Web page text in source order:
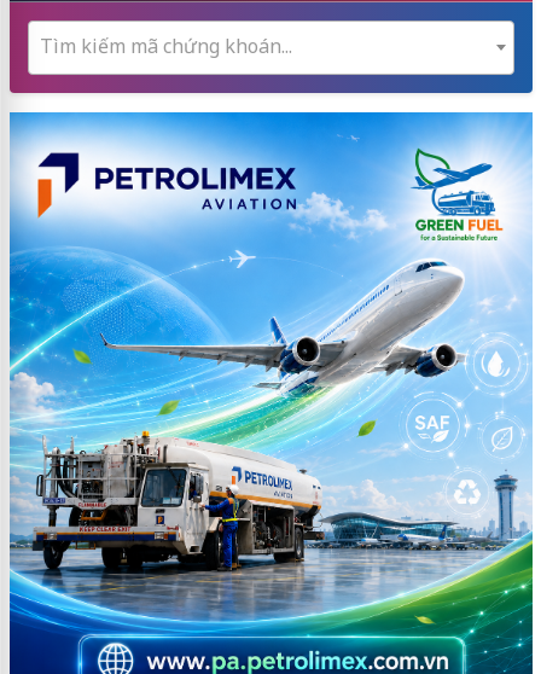
Tìm kiếm mã chứng khoán...